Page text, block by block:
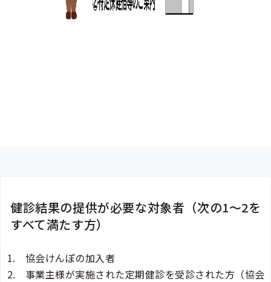
健診結果の提供が必要な対象者（次の1～2を
すべて満たす方）
協会けんぽの加入者
事業主様が実施された定期健診を受診された方（協会